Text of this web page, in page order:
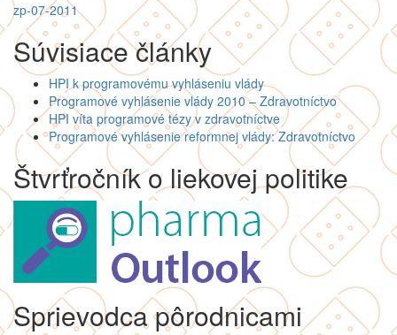
zp-07-2011
Súvisiace články
HPI k programovému vyhláseniu vlády
Programové vyhlásenie vlády 2010 – Zdravotníctvo
HPI víta programové tézy v zdravotníctve
Programové vyhlásenie reformnej vlády: Zdravotníctvo
Štvrťročník o liekovej politike
Sprievodca pôrodnicami